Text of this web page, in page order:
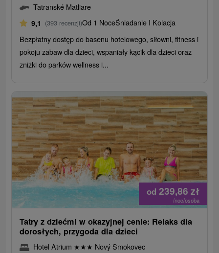
Tatranské Matliare
9,1 (393 recenzji)Od 1 NoceŚniadanie I Kolacja
Bezpłatny dostęp do basenu hotelowego, siłowni, fitness i
pokoju zabaw dla dzieci, wspaniały kącik dla dzieci oraz
zniżki do parków wellness i...
od 239,86 zł
/noc/osoba
Tatry z dziećmi w okazyjnej cenie: Relaks dla
dorosłych, przygoda dla dzieci
Hotel Atrium ★★★ Nový Smokovec